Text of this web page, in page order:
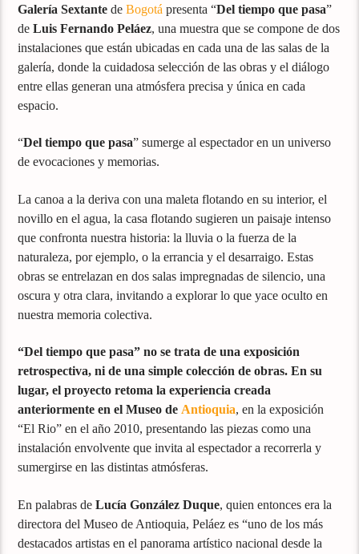
Galería SextantedeBogotá presenta “Del tiempo que pasa”
deLuis Fernando Peláez, una muestra que se compone de dos
instalaciones que están ubicadas en cada una de las salas de la
galería, donde la cuidadosa selección de las obras y el diálogo
entre ellas generan una atmósfera precisa y única en cada
espacio.
“Del tiempo que pasa” sumerge al espectador en un universo
de evocaciones y memorias.
La canoa a la deriva con una maleta flotando en su interior, el
novillo en el agua, la casa flotando sugieren un paisaje intenso
que confronta nuestra historia: la lluvia o la fuerza de la
naturaleza, por ejemplo, o la errancia y el desarraigo. Estas
obras se entrelazan en dos salas impregnadas de silencio, una
oscura y otra clara, invitando a explorar lo que yace oculto en
nuestra memoria colectiva.
“Del tiempo que pasa” no se trata de una exposición
retrospectiva, ni de una simple colección de obras. En su
lugar, el proyecto retoma la experiencia creada
anteriormente en el Museo de Antioquia, en la exposición
“El Rio” en el año 2010, presentando las piezas como una
instalación envolvente que invita al espectador a recorrerla y
sumergirse en las distintas atmósferas.
En palabras deLucía González Duque, quien entonces era la
directora del Museo de Antioquia, Peláez es “uno de los más
destacados artistas en el panorama artístico nacional desde la